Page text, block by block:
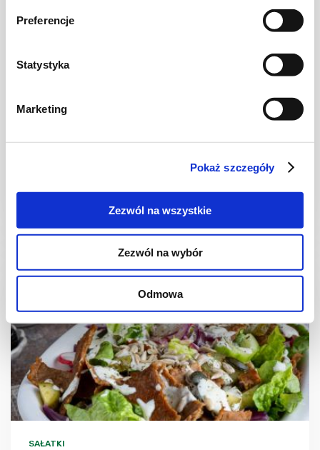
Preferencje
Statystyka
Marketing
Pokaż szczegóły
Zezwól na wszystkie
Zezwól na wybór
Odmowa
CIASTA I TORTY
5424 kcal
SAŁATKI